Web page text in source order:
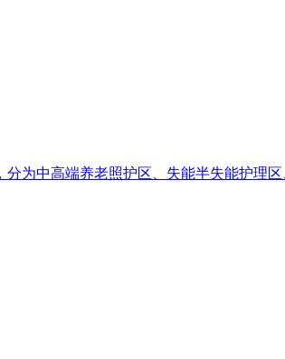
为中高端养老照护区、失能半失能护理